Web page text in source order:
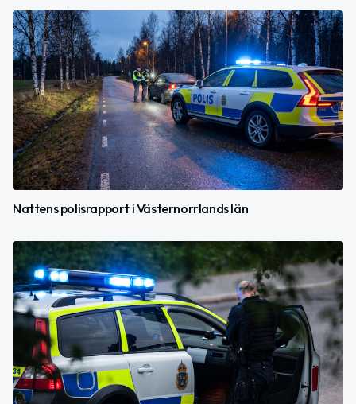
Nattens polisrapport i Västernorrlands län